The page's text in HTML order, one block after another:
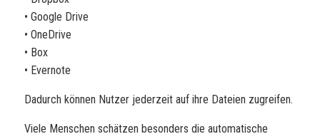
• Google Drive
• OneDrive
• Box
• Evernote
Dadurch können Nutzer jederzeit auf ihre Dateien zugreifen.
Viele Menschen schätzen besonders die automatische